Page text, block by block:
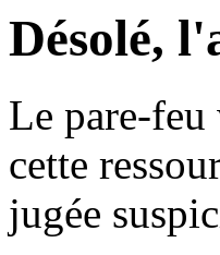
Désolé,
Le pare-feu
cette
jugée